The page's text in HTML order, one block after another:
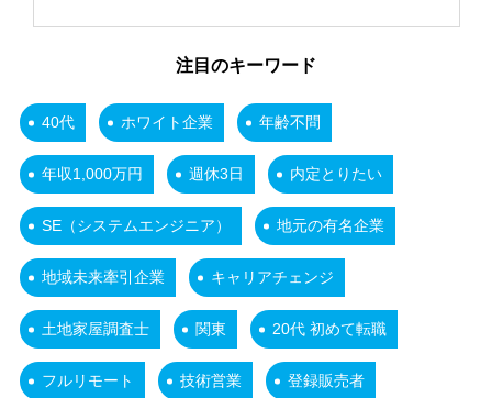
注目のキーワード
40代 ホワイト企業 年齢不問
年収1,000万円 週休3日 内定とりたい
SE（システムエンジニア） 地元の有名企業
地域未来牽引企業 キャリアチェンジ
土地家屋調査士 関東 20代 初めて転職
フルリモート 技術営業 登録販売者